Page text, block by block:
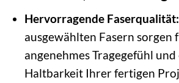
Hervorragende Faserqualität:
ausgewählten Fasern sorgen
angenehmes Tragegefühl
Haltbarkeit Ihrer fertigen